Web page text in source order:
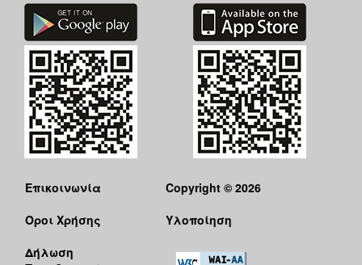
Επικοινωνία
Όροι Χρήσης
Δήλωση
Copyright © 2026
Υλοποίηση